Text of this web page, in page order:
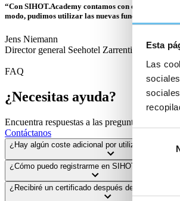
Esta
Las
de
“Con SIHOT.Academy contamos con el apoyo
modo, pudimos utilizar las nuevas funciones de
Jens Niemann
Director general Seehotel Zarrentin
FAQ
¿Necesitas ayuda?
Encuentra respuestas a las preguntas más
Contáctanos
¿Hay algún coste adicional por utilizar
¿Cómo puedo registrarme en SIHOT.ACADEMY?
¿Recibiré un certificado después de completar un